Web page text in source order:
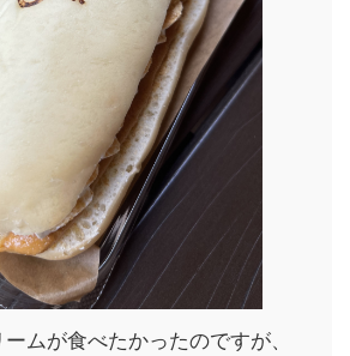
ムが食べたかったのですが、